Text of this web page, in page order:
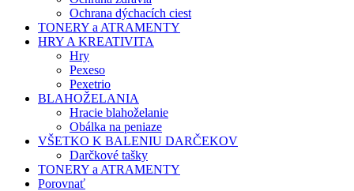
Ochrana dýchacích ciest
TONERY a ATRAMENTY
HRY A KREATIVITA
Hry
Pexeso
Pexetrio
BLAHOŽELANIA
Hracie blahoželanie
Obálka na peniaze
VŠETKO K BALENIU DARČEKOV
Darčkové tašky
TONERY a ATRAMENTY
Porovnať